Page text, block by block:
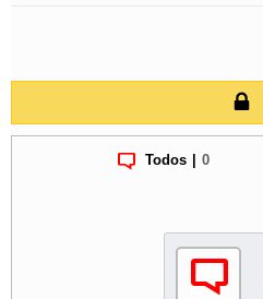
Todos 0